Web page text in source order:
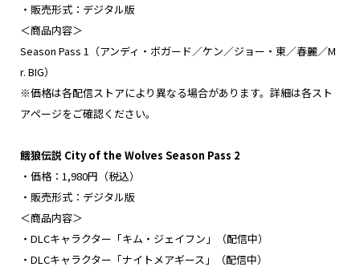
・販売形式：デジタル版
＜商品内容＞
Season Pass 1（アンディ・ボガード／ケン／ジョー・東／春麗／M
r. BIG）
※価格は各配信ストアにより異なる場合があります。詳細は各スト
アページをご確認ください。
餓狼伝説 City of the Wolves Season Pass 2
・価格：1,980円（税込）
・販売形式：デジタル版
＜商品内容＞
・DLCキャラクター「キム・ジェイフン」（配信中）
・DLCキャラクター「ナイトメアギース」（配信中）